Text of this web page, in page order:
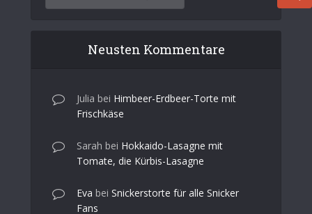
Neusten Kommentare
Julia bei Himbeer-Erdbeer-Torte mit
Frischkäse
Sarah bei Hokkaido-Lasagne mit
Tomate, die Kürbis-Lasagne
Eva bei Snickerstorte für alle Snicker
Fans